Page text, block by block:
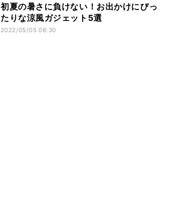
初夏の暑さに負けない！お出かけにぴっ
たりな涼風ガジェット5選
2022/05/05 08:30